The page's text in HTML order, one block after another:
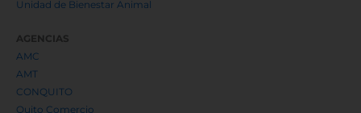
Unidad de Bienestar Animal
AGENCIAS
AMC
AMT
CONQUITO
Quito Comercio